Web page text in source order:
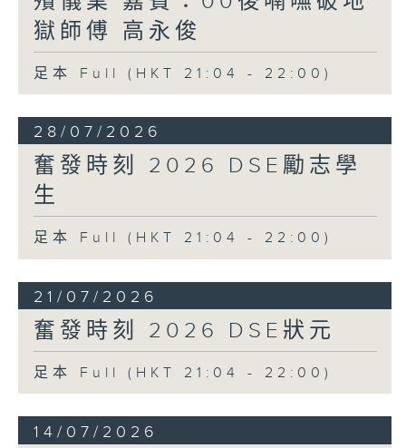
獄師傅 高永俊
足本 Full (HKT 21:04 - 22:00)
28/07/2026
奮發時刻 2026 DSE勵志學
生
足本 Full (HKT 21:04 - 22:00)
21/07/2026
奮發時刻 2026 DSE狀元
足本 Full (HKT 21:04 - 22:00)
14/07/2026